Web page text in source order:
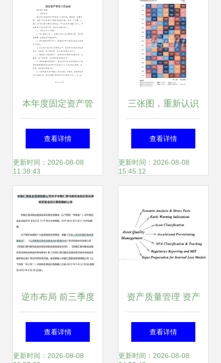
本年度固定资产管
理工作总结与资产
管理优化策略
查看详情
更新时间：2026-08-08
11:38:43
三张图，重新认识
基金公司赚钱生态
从资产管理到价值
查看详情
更新时间：2026-08-08
15:45:12
逆市布局 前三季度
新基发行冰点凸显
长期投资机遇
查看详情
更新时间：2026-08-08
资产质量管理 资产
管理的基石与驱动
力
查看详情
更新时间：2026-08-08